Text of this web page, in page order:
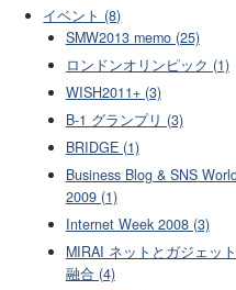
イベント (8)
SMW2013 memo (25)
ロンドンオリンピック (1)
WISH2011+ (3)
B-1 グランプリ (3)
BRIDGE (1)
Business Blog & SNS
2009 (1)
Internet Week 2008 (3)
MIRAI ネットとガジェッ
融合 (4)